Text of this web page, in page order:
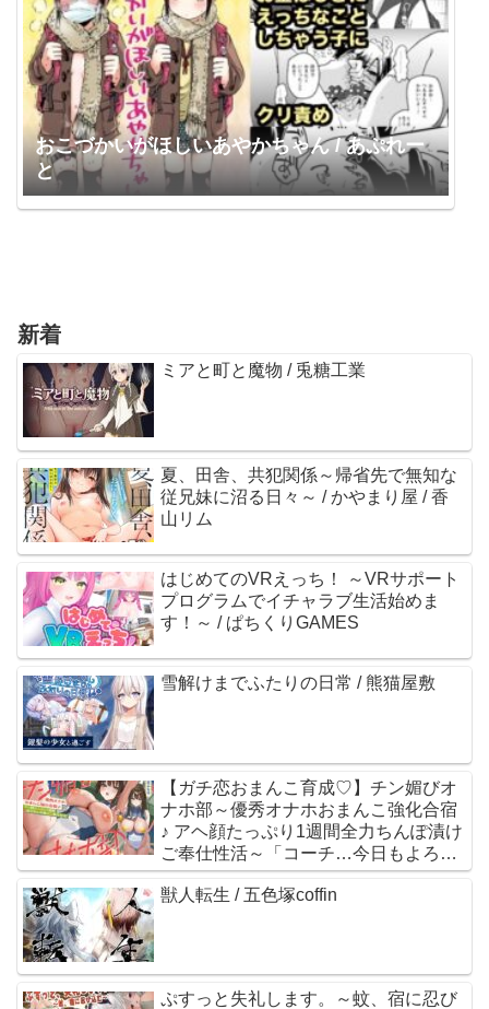
おこづかいがほしいあやかちゃん / あぷれー
と
新着
ミアと町と魔物 / 兎糖工業
夏、田舎、共犯関係～帰省先で無知な
従兄妹に沼る日々～ / かやまり屋 / 香
山リム
はじめてのVRえっち！ ～VRサポート
プログラムでイチャラブ生活始めま
す！～ / ぱちくりGAMES
雪解けまでふたりの日常 / 熊猫屋敷
【ガチ恋おまんこ育成♡】チン媚びオ
ナホ部～優秀オナホおまんこ強化合宿
♪ アヘ顔たっぷり1週間全力ちんぽ漬け
ご奉仕性活～「コーチ…今日もよろし
くお願いします…♡」 / 裏垢スタジオ /
涼花みなせ
獣人転生 / 五色塚coffin
ぷすっと失礼します。～蚊、宿に忍び